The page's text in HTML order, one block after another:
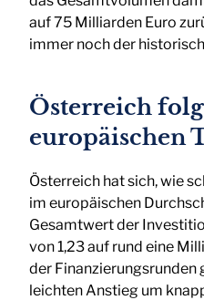
auf 75 Milliarden Euro
immer noch der
Österreich
europäischen
Österreich hat sich, wie
im europäischen
Gesamtwert der
von 1,23 auf rund eine
der Finanzierungsrunden
leichten Anstieg um